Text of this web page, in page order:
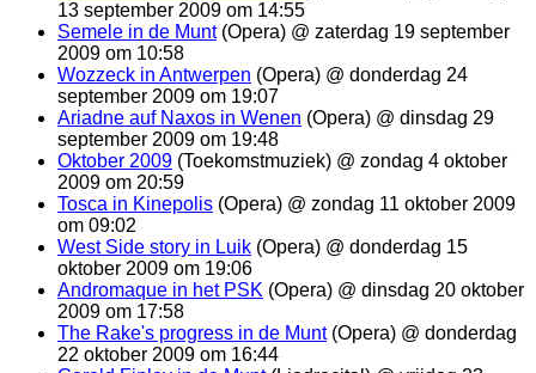
13 september 2009 om 14:55
Semele in de Munt(Opera) @ zaterdag 19 september
2009 om 10:58
Wozzeck in Antwerpen (Opera) @ donderdag 24
september 2009 om 19:07
Ariadne auf Naxos in Wenen (Opera) @ dinsdag 29
september 2009 om 19:48
Oktober 2009 (Toekomstmuziek) @ zondag 4 oktober
2009 om 20:59
Tosca in Kinepolis (Opera) @ zondag 11 oktober 2009
om 09:02
West Side story in Luik (Opera) @ donderdag 15
oktober 2009 om 19:06
Andromaque in het PSK (Opera) @ dinsdag 20 oktober
2009 om 17:58
The Rake's progress in de Munt(Opera) @ donderdag
22 oktober 2009 om 16:44